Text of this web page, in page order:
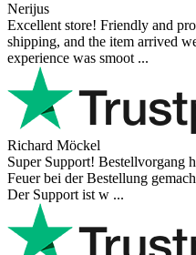
Nerijus
Excellent store! Friendly and
shipping, and the item arrived
experience was smoot ...
Richard Möckel
Super Support! Bestellvorgang
Feuer bei der Bestellung
Der Support ist w ...